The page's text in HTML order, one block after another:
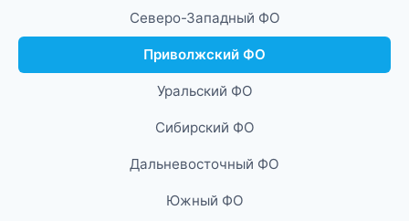
Северо-Западный ФО
Приволжский ФО
Уральский ФО
Сибирский ФО
Дальневосточный ФО
Южный ФО